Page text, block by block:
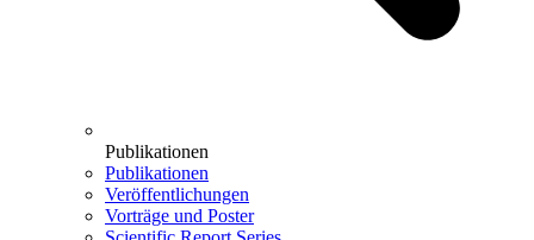
Publikationen
Publikationen
Veröffentlichungen
Vorträge und Poster